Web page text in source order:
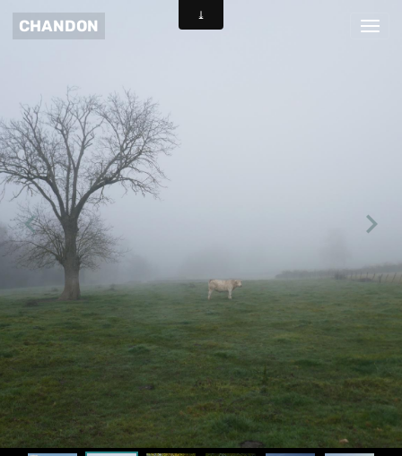
CHANDON